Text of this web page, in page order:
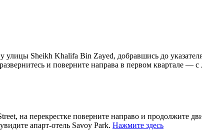
Sheikh Khalifa Bin Zayed, добравшись до
и поверните направа в первом квартале —
на перекрестке поверните направо и продолжите
апарт-отель Savoy Park. Нажмите здесь